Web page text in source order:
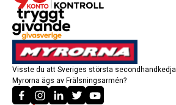
Visste du att Sveriges största secondhandkedja
Myrorna ägs av Frälsningsarmén?